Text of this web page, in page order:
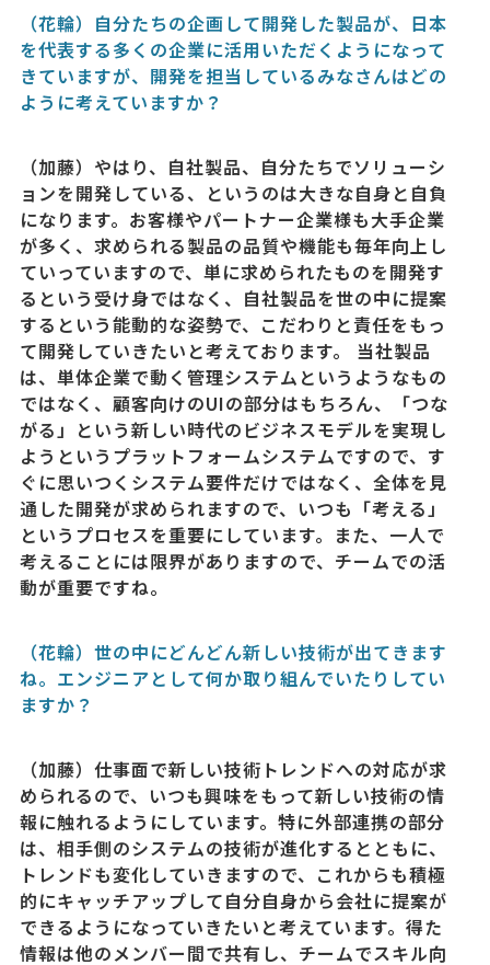
（花輪）自分たちの企画して開発した製品が、日本
を代表する多くの企業に活用いただくようになって
きていますが、開発を担当しているみなさんはどの
ように考えていますか？
（加藤）やはり、自社製品、自分たちでソリューシ
ョンを開発している、というのは大きな自身と自負
になります。お客様やパートナー企業様も大手企業
が多く、求められる製品の品質や機能も毎年向上し
ていっていますので、単に求められたものを開発す
るという受け身ではなく、自社製品を世の中に提案
するという能動的な姿勢で、こだわりと責任をもっ
て開発していきたいと考えております。 当社製品
は、単体企業で動く管理システムというようなもの
ではなく、顧客向けのUIの部分はもちろん、「つな
がる」という新しい時代のビジネスモデルを実現し
ようというプラットフォームシステムですので、す
ぐに思いつくシステム要件だけではなく、全体を見
通した開発が求められますので、いつも「考える」
というプロセスを重要にしています。また、一人で
考えることには限界がありますので、チームでの活
動が重要ですね。
（花輪）世の中にどんどん新しい技術が出てきます
ね。エンジニアとして何か取り組んでいたりしてい
ますか？
（加藤）仕事面で新しい技術トレンドへの対応が求
められるので、いつも興味をもって新しい技術の情
報に触れるようにしています。特に外部連携の部分
は、相手側のシステムの技術が進化するとともに、
トレンドも変化していきますので、これからも積極
的にキャッチアップして自分自身から会社に提案が
できるようになっていきたいと考えています。得た
情報は他のメンバー間で共有し、チームでスキル向